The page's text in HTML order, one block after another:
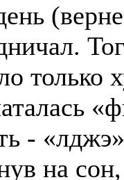
-
на